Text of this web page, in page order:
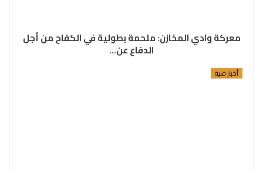
معركة وادي المخازن: ملحمة بطولية في الكفاح من أجل
الدفاع عن…
أخبار فنية